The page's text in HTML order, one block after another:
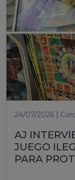
24/07/2026 |
AJ
JUEGO
PARA